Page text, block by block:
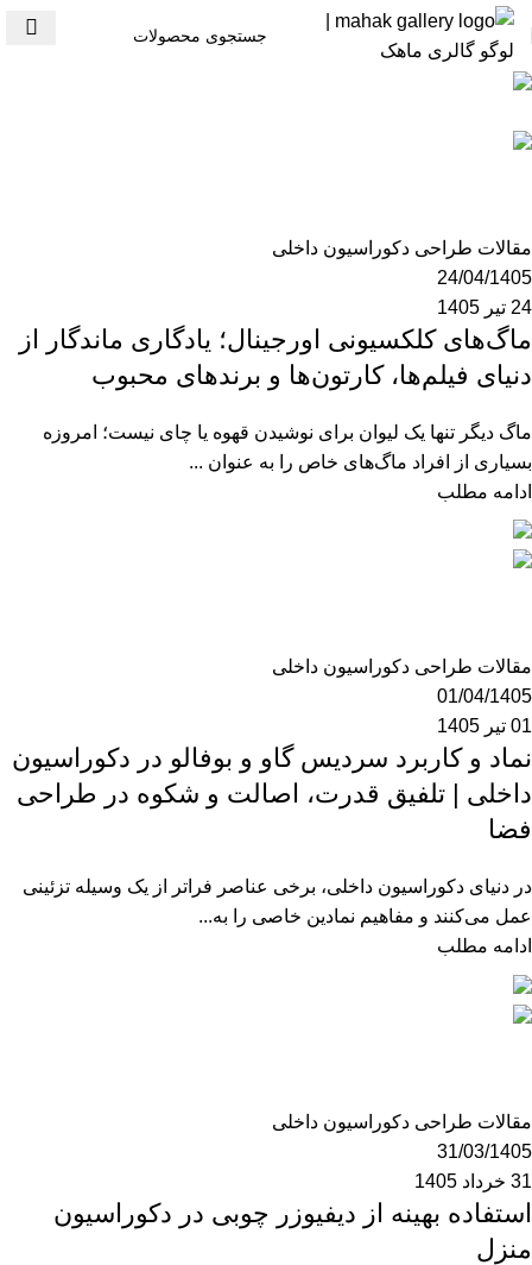
مقالات طراحی دکوراسیون داخلی
24/04/1405
24 تیر 1405
ماگ‌های کلکسیونی اورجینال؛ یادگاری ماندگار از
دنیای فیلم‌ها، کارتون‌ها و برندهای محبوب
ماگ دیگر تنها یک لیوان برای نوشیدن قهوه یا چای نیست؛ امروزه
بسیاری از افراد ماگ‌های خاص را به عنوان ...
ادامه مطلب
مقالات طراحی دکوراسیون داخلی
01/04/1405
01 تیر 1405
نماد و کاربرد سردیس گاو و بوفالو در دکوراسیون
داخلی | تلفیق قدرت، اصالت و شکوه در طراحی
فضا
در دنیای دکوراسیون داخلی، برخی عناصر فراتر از یک وسیله تزئینی
عمل می‌کنند و مفاهیم نمادین خاصی را به...
ادامه مطلب
مقالات طراحی دکوراسیون داخلی
31/03/1405
31 خرداد 1405
استفاده بهینه از دیفیوزر چوبی در دکوراسیون
منزل